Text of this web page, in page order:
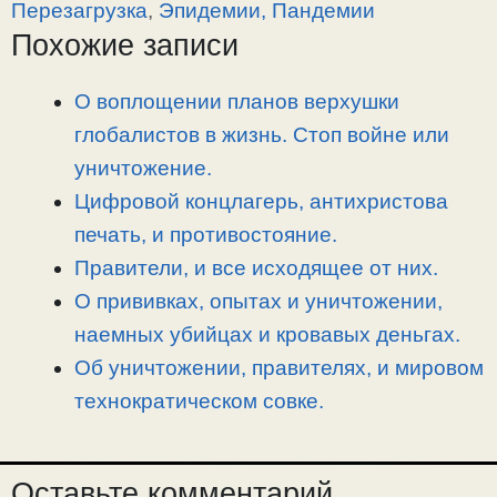
y
L
e
g
a
e
b
р
а
Перезагрузка, Эпидемии, Пандемии
Похожие записи
О воплощении планов верхушки
глобалистов в жизнь. Стоп войне или
уничтожение.
Цифровой концлагерь, антихристова
печать, и противостояние.
Правители, и все исходящее от них.
О прививках, опытах и уничтожении,
наемных убийцах и кровавых деньгах.
Об уничтожении, правителях, и мировом
технократическом совке.